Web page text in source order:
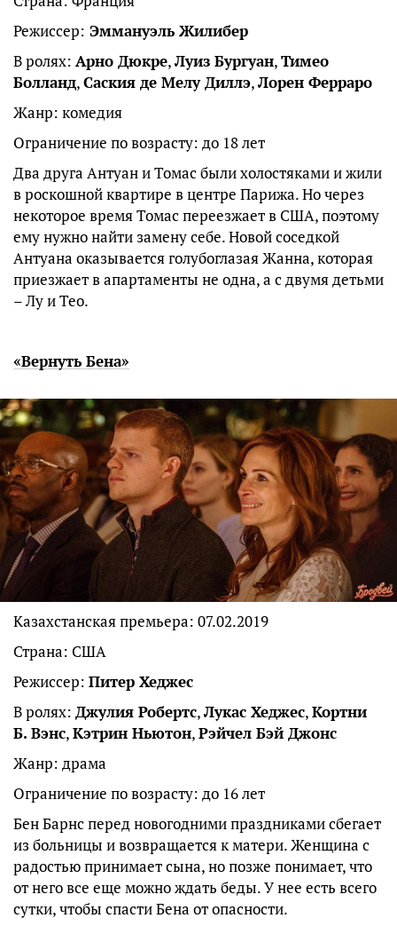
Режиссер: Эммануэль Жилибер
В ролях: Арно Дюкре,Луиз Бургуан,Тимео
Болланд,Саския де Мелу Диллэ,Лорен Ферраро
Жанр: комедия
Ограничение по возрасту: до 18 лет
Два друга Антуан и Томас были холостяками и жили
в роскошной квартире в центре Парижа. Но через
некоторое время Томас переезжает в США, поэтому
ему нужно найти замену себе. Новой соседкой
Антуана оказывается голубоглазая Жанна, которая
приезжает в апартаменты не одна, а с двумя детьми
– Лу и Тео.
«Вернуть Бена»
Казахстанская премьера: 07.02.2019
Страна: США
Режиссер: Питер Хеджес
В ролях: Джулия Робертс,Лукас Хеджес,Кортни
Б. Вэнс,Кэтрин Ньютон,Рэйчел Бэй Джонс
Жанр: драма
Ограничение по возрасту: до 16 лет
Бен Барнс перед новогодними праздниками сбегает
из больницы и возвращается к матери. Женщина с
радостью принимает сына, но позже понимает, что
от него все еще можно ждать беды. У нее есть всего
сутки, чтобы спасти Бена от опасности.